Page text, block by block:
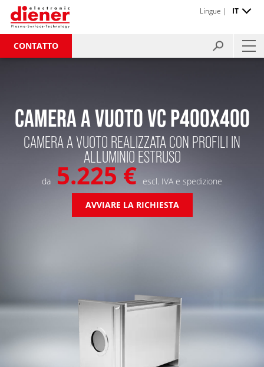
CONTATTO
Lingue | IT
CAMERA A VUOTO VC P400X400
CAMERA A VUOTO REALIZZATA CON PROFILI IN
ALLUMINIO ESTRUSO
da 5.225 € escl. IVA e spedizione
AVVIARE LA RICHIESTA